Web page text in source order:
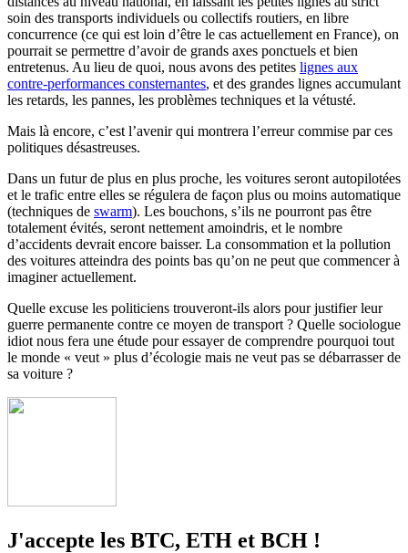
soin des transports individuels ou collectifs routiers, en libre
concurrence (ce qui est loin d’être le cas actuellement en France), on
pourrait se permettre d’avoir de grands axes ponctuels et bien
entretenus. Au lieu de quoi, nous avons des petites lignes aux
contre-performances consternantes, et des grandes lignes accumulant
les retards, les pannes, les problèmes techniques et la vétusté.
Mais là encore, c’est l’avenir qui montrera l’erreur commise par ces
politiques désastreuses.
Dans un futur de plus en plus proche, les voitures seront autopilotées
et le trafic entre elles se régulera de façon plus ou moins automatique
(techniques de swarm). Les bouchons, s’ils ne pourront pas être
totalement évités, seront nettement amoindris, et le nombre
d’accidents devrait encore baisser. La consommation et la pollution
des voitures atteindra des points bas qu’on ne peut que commencer à
imaginer actuellement.
Quelle excuse les politiciens trouveront-ils alors pour justifier leur
guerre permanente contre ce moyen de transport ? Quelle sociologue
idiot nous fera une étude pour essayer de comprendre pourquoi tout
le monde « veut » plus d’écologie mais ne veut pas se débarrasser de
sa voiture ?
J'accepte les BTC, ETH et BCH !